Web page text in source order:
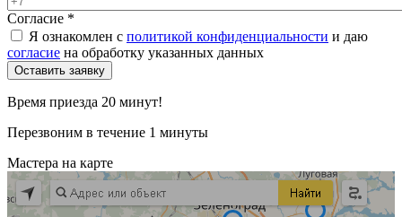
Согласие *
Я ознакомлен с политикой конфиденциальности и даю
согласие на обработку указанных данных
Время приезда 20 минут!
Перезвоним в течение 1 минуты
Мастера на карте